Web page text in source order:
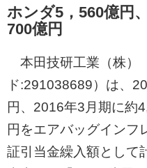
ホンダ5，560億円
700億円
本田技研工業（株）
ド:291038689）は、
円、2016年3月期に約
円をエアバッグインフ
証引当金繰入額として